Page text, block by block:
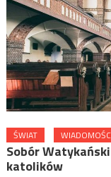
ŚWIAT
Sobór
katolików